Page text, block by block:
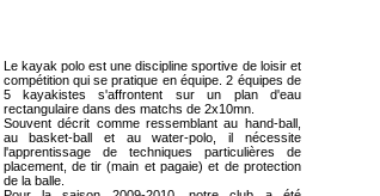
Le kayak polo est une discipline sportive de loisir et
compétition qui se pratique en équipe. 2 équipes de
5 kayakistes s'affrontent sur un plan d'eau
rectangulaire dans des matchs de 2x10mn.
Souvent décrit comme ressemblant au hand-ball,
au basket-ball et au water-polo, il nécessite
l'apprentissage de techniques particulières de
placement, de tir (main et pagaie) et de protection
de la balle.